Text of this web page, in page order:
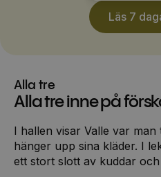
Läs 7
Alla tre
Alla tre inne på
I hallen visar Valle var
hänger upp sina kläder. I
ett stort slott av kuddar